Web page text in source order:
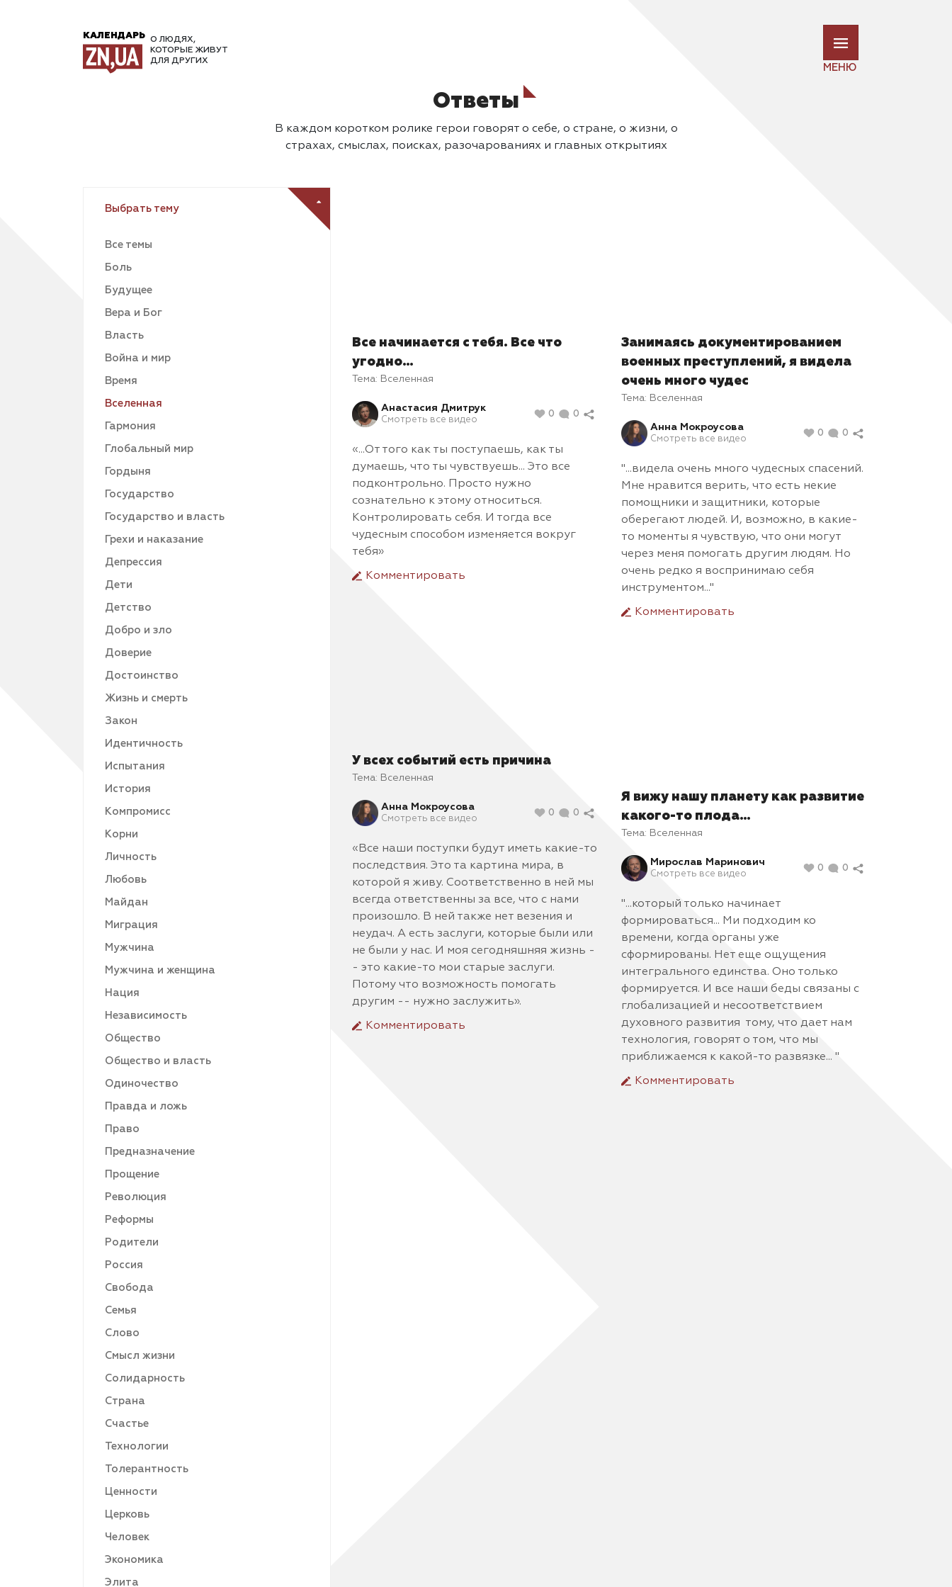
КАЛЕНДАРЬ О ЛЮДЯХ,
КОТОРЫЕ ЖИВУТ
ДЛЯ ДРУГИХ
МЕНЮ
Ответы
В каждом коротком ролике герои говорят о себе, о стране, о жизни, о
страхах, смыслах, поисках, разочарованиях и главных открытиях
Выбрать тему
Все темы
Боль
Будущее
Вера и Бог
Власть
Война и мир
Время
Вселенная
Гармония
Глобальный мир
Гордыня
Государство
Государство и власть
Грехи и наказание
Депрессия
Дети
Детство
Добро и зло
Доверие
Достоинство
Жизнь и смерть
Закон
Идентичность
Испытания
История
Компромисс
Корни
Личность
Любовь
Майдан
Миграция
Мужчина
Мужчина и женщина
Нация
Независимость
Общество
Общество и власть
Одиночество
Правда и ложь
Право
Предназначение
Прощение
Революция
Реформы
Родители
Россия
Свобода
Семья
Слово
Смысл жизни
Солидарность
Страна
Счастье
Технологии
Толерантность
Ценности
Церковь
Человек
Экономика
Элита
Все начинается с тебя. Все что
угодно…
Тема: Вселенная
Анастасия Дмитрук
Смотреть все видео
0 0
«...От того как ты поступаешь, как ты
думаешь, что ты чувствуешь... Это все
подконтрольно. Просто нужно
сознательно к этому относиться.
Контролировать себя. И тогда все
чудесным способом изменяется вокруг
тебя»
Комментировать
Занимаясь документированием
военных преступлений, я видела
очень много чудес
Тема: Вселенная
Анна Мокроусова
Смотреть все видео
0 0
"...видела очень много чудесных спасений.
Мне нравится верить, что есть некие
помощники и защитники, которые
оберегают людей. И, возможно, в какие-
то моменты я чувствую, что они могут
через меня помогать другим людям. Но
очень редко я воспринимаю себя
инструментом..."
Комментировать
У всех событий есть причина
Тема: Вселенная
Анна Мокроусова
Смотреть все видео
0 0
«Все наши поступки будут иметь какие-то
последствия. Это та картина мира, в
которой я живу. Соответственно в ней мы
всегда ответственны за все, что с нами
произошло. В ней также нет везения и
неудач. А есть заслуги, которые были или
не были у нас. И моя сегодняшняя жизнь -
- это какие-то мои старые заслуги.
Потому что возможность помогать
другим -- нужно заслужить».
Комментировать
Я вижу нашу планету как развитие
какого-то плода…
Тема: Вселенная
Мирослав Маринович
Смотреть все видео
0 0
"...который только начинает
формироваться... Ми подходим ко
времени, когда органы уже
сформированы. Нет еще ощущения
интегрального единства. Оно только
формируется. И все наши беды связаны с
глобализацией и несоответствием
духовного развития тому, что дает нам
технология, говорят о том, что мы
приближаемся к какой-то развязке... "
Комментировать